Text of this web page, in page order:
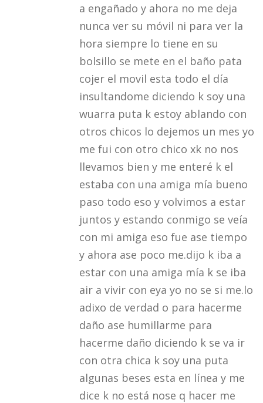
a engañado y ahora no me deja
nunca ver su móvil ni para ver la
hora siempre lo tiene en su
bolsillo se mete en el baño pata
cojer el movil esta todo el día
insultandome diciendo k soy una
wuarra puta k estoy ablando con
otros chicos lo dejemos un mes yo
me fui con otro chico xk no nos
llevamos bien y me enteré k el
estaba con una amiga mía bueno
paso todo eso y volvimos a estar
juntos y estando conmigo se veía
con mi amiga eso fue ase tiempo
y ahora ase poco me.dijo k iba a
estar con una amiga mía k se iba
air a vivir con eya yo no se si me.lo
adixo de verdad o para hacerme
daño ase humillarme para
hacerme daño diciendo k se va ir
con otra chica k soy una puta
algunas beses esta en línea y me
dice k no está nose q hacer me